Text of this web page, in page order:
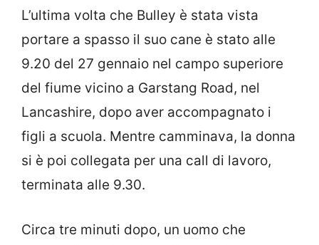
L’ultima volta che Bulley è stata vista
portare a spasso il suo cane è stato alle
9.20 del 27 gennaio nel campo superiore
del fiume vicino a Garstang Road, nel
Lancashire, dopo aver accompagnato i
figli a scuola. Mentre camminava, la donna
si è poi collegata per una call di lavoro,
terminata alle 9.30.
Circa tre minuti dopo, un uomo che